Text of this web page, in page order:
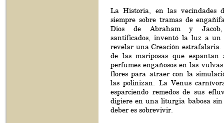
La Historia, en las vecindades
siempre sobre tramas de
Dios de Abraham y Jacob,
santificados, inventó la luz a un
revelar una Creación estrafalaria.
de las mariposas que
perfumes engañosos en las
flores para atraer con la
las polinizan. La Venus
esparciendo remedos de sus
digiere en una liturgia babosa
deber es sobrevivir.